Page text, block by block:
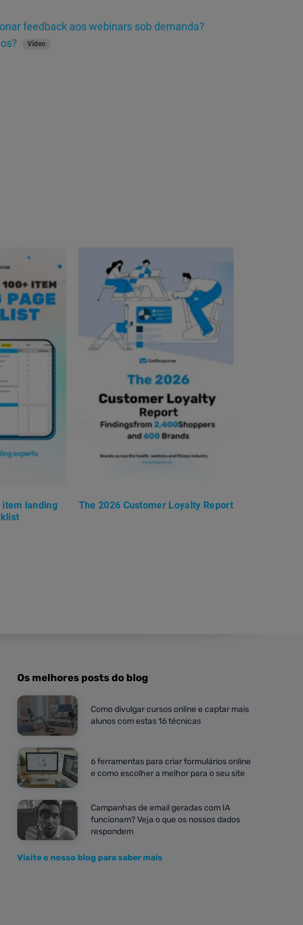
feedback aos webinars sob demanda?
Vídeo
item landing
The 2026 Customer Loyalty Report
Os melhores posts do blog
Como divulgar cursos online e captar mais
alunos com estas 16 técnicas
6 ferramentas para criar formulários online
e como escolher a melhor para o seu site
Campanhas de email geradas com IA
funcionam? Veja o que os nossos dados
respondem
Visite o nosso blog para saber mais